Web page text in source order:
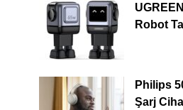
Robot
Philips
Şarj